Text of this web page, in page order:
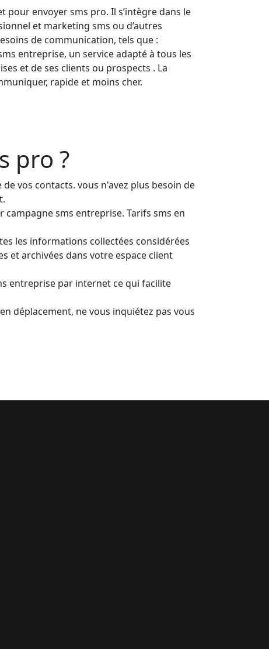
envoyer sms pro. Il s’intègre dans le
et marketing sms ou d’autres
de communication, tels que :
entreprise, un service adapté à tous les
et de ses clients ou prospects . La
rapide et moins cher.
pro ?
vos contacts. vous n'avez plus besoin de
campagne sms entreprise. Tarifs sms en
les informations collectées considérées
et archivées dans votre espace client
entreprise par internet ce qui facilite
déplacement, ne vous inquiétez pas vous